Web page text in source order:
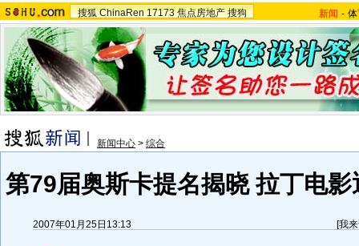
搜狐 ChinaRen 17173 焦点房地产 搜狗 新闻 -
新闻中心 > 综合
第79届奥斯卡提名揭晓 拉丁电
2007年01月25日13:13 [我